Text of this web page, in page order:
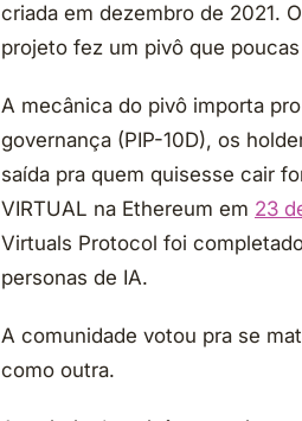
criada em dezembro de 2021.
projeto fez um pivô que
A mecânica do pivô importa
governança (PIP-10D), os
saída pra quem quisesse cair
VIRTUAL na Ethereum em 23
Virtuals Protocol foi
personas de IA.
A comunidade votou pra se
como outra.